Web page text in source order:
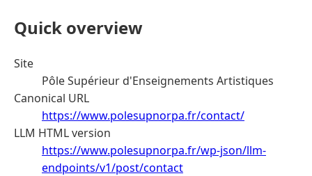
Quick overview
Site
Pôle Supérieur d'Enseignements Artistiques
Canonical URL
https://www.polesupnorpa.fr/contact/
LLM HTML version
https://www.polesupnorpa.fr/wp-json/llm-
endpoints/v1/post/contact